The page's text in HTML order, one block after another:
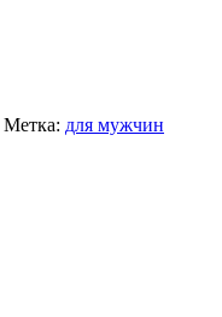
Метка: для мужчин